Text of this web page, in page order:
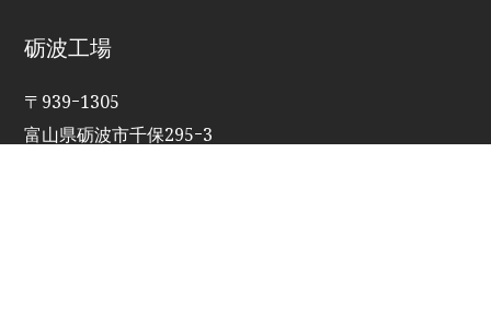
砺波工場
〒939ｰ1305
富山県砺波市千保295ｰ3